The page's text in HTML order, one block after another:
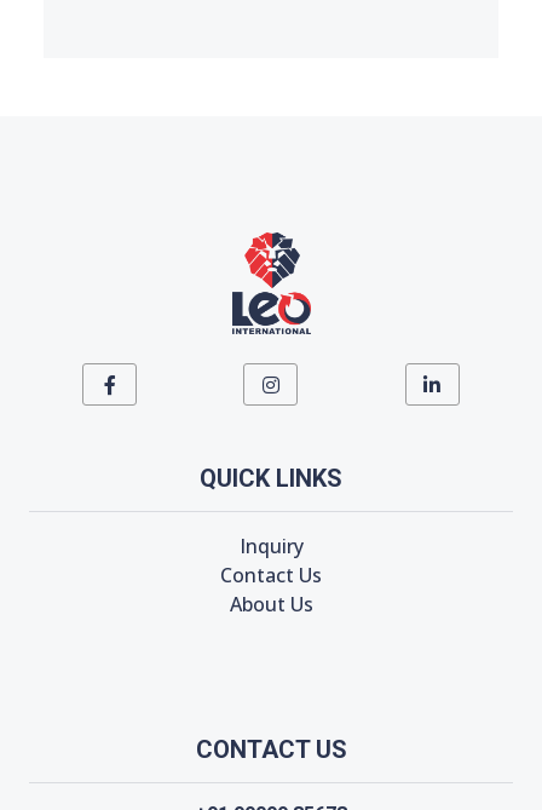
QUICK LINKS
Inquiry
Contact Us
About Us
CONTACT US